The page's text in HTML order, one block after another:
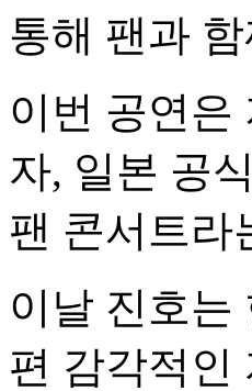
통해 팬과
이번 공연은
자, 일본 공
팬 콘서트라
이날 진호는
편 감각적인